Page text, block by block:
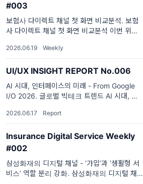
#003
보험사 다이렉트 채널 첫 화면 비교분석. 보험
사 다이렉트 채널 첫 화면 비교분석 이번 위클
로 주요 특징과 구성 방식을 분석합니다. 손보
사 채널들은 동일한 다이렉트 자동차보험을
2026.06.19 · Weekly
UI/UX INSIGHT REPORT No.006
AI 시대, 인터페이스의 미래 - From Google
I/O 2026. 글로벌 빅테크 트렌드 AI 시대, 인터
2026.06.17 · Report
Insurance Digital Service Weekly
#002
삼성화재의 디지털 채널 - ‘가입’과 ‘생활형 서
비스’ 역할 분리 강화. 삼성화재의 디지털 채널